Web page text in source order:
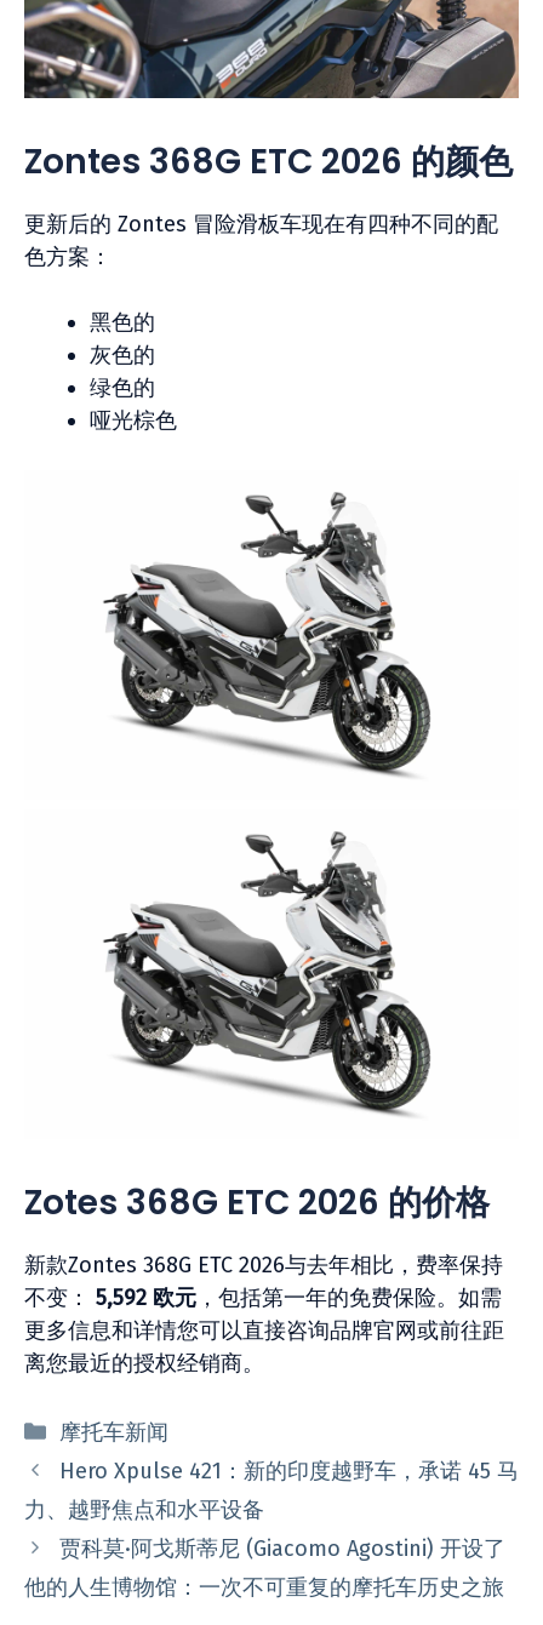
Zontes 368G ETC 2026 的颜色
更新后的 Zontes 冒险滑板车现在有四种不同的配
色方案：
黑色的
灰色的
绿色的
哑光棕色
Zotes 368G ETC 2026 的价格
新款Zontes 368G ETC 2026与去年相比，费率保持
不变： 5,592 欧元 ，包括第一年的免费保险。如需
更多信息和详情您可以直接咨询品牌官网或前往距
离您最近的授权经销商。
分
类
摩托车新闻
Hero Xpulse 421：新的印度越野车，承诺 45 马
力、越野焦点和水平设备
贾科莫·阿戈斯蒂尼 (Giacomo Agostini) 开设了
他的人生博物馆：一次不可重复的摩托车历史之旅